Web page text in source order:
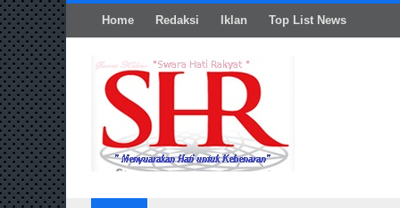
Home Redaksi Iklan Top List News